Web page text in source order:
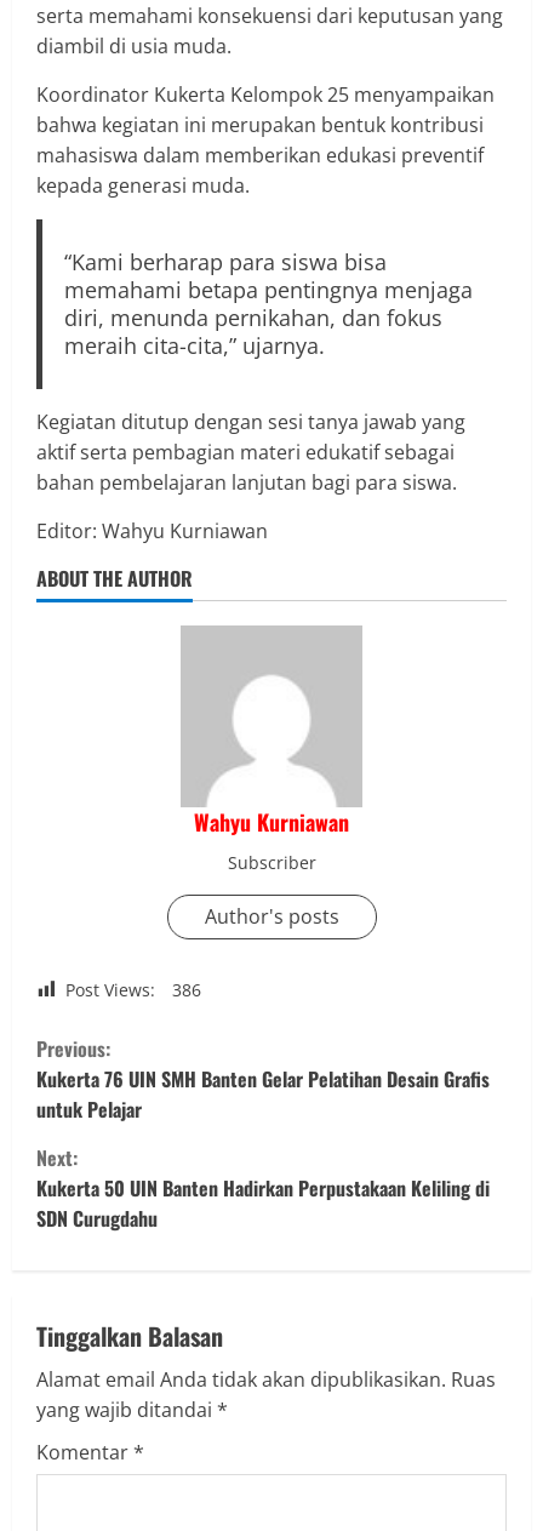
serta memahami konsekuensi dari keputusan yang
diambil di usia muda.
Koordinator Kukerta Kelompok 25 menyampaikan
bahwa kegiatan ini merupakan bentuk kontribusi
mahasiswa dalam memberikan edukasi preventif
kepada generasi muda.
“Kami berharap para siswa bisa
memahami betapa pentingnya menjaga
diri, menunda pernikahan, dan fokus
meraih cita-cita,” ujarnya.
Kegiatan ditutup dengan sesi tanya jawab yang
aktif serta pembagian materi edukatif sebagai
bahan pembelajaran lanjutan bagi para siswa.
Editor: Wahyu Kurniawan
ABOUT THE AUTHOR
Wahyu Kurniawan
Subscriber
Author's posts
Post Views: 386
C
o
n
t
i
u
e
R
Previous:
Kukerta 76 UIN SMH Banten Gelar Pelatihan Desain Grafis
untuk Pelajar
Next:
Kukerta 50 UIN Banten Hadirkan Perpustakaan Keliling di
SDN Curugdahu
Tinggalkan Balasan
Alamat email Anda tidak akan dipublikasikan. Ruas
yang wajib ditandai *
Komentar*